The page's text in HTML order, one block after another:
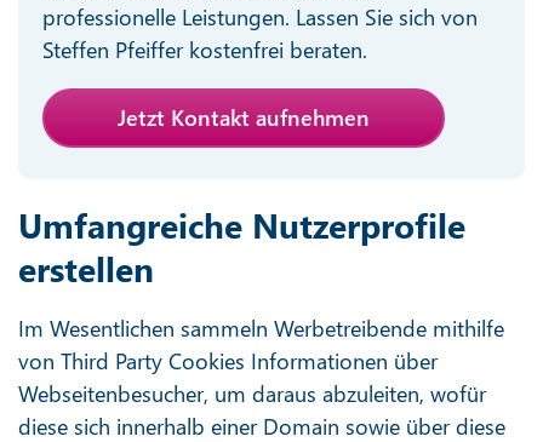
professionelle Leistungen. Lassen Sie sich von
Steffen Pfeiffer kostenfrei beraten.
Jetzt Kontakt aufnehmen
Umfangreiche Nutzerprofile
erstellen
Im Wesentlichen sammeln Werbetreibende mithilfe
von Third Party Cookies Informationen über
Webseitenbesucher, um daraus abzuleiten, wofür
diese sich innerhalb einer Domain sowie über diese